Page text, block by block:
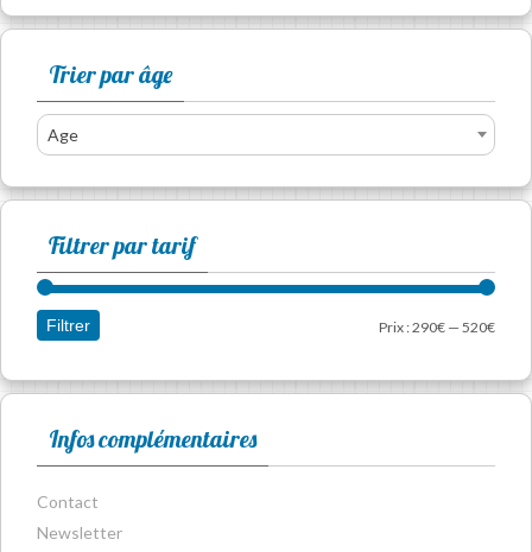
Trier par âge
Age
Filtrer par tarif
Filtrer Prix :290€ — 520€
Infos complémentaires
Contact
Newsletter